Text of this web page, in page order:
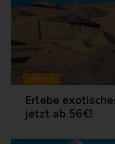
AFRIKA
Erlebe
jetzt ab 56€!